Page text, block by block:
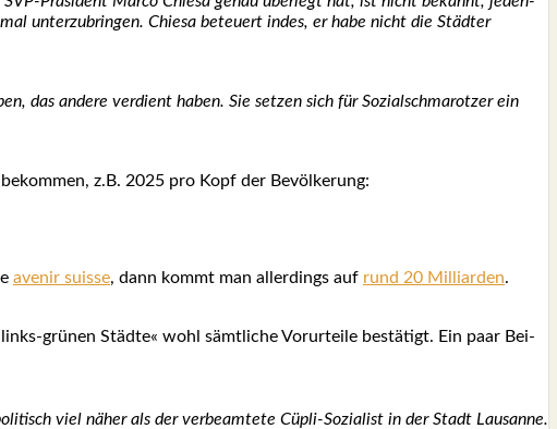
unter­zu­brin­gen. Chie­sa beteu­ert indes, er habe nicht die Städ­ter
das ande­re ver­dient haben. Sie set­zen sich für Sozi­al­schma­rot­zer ein
z.B. 2025 pro Kopf der Bevöl­ke­rung:
ave­nir suis­se, dann kommt man aller­dings auf rund 20 Mil­li­ar­den.
grünen Städ­te« wohl sämt­li­che Vor­ur­tei­le bestä­tigt. Ein paar Bei­
viel näher als der ver­be­am­te­te Cüpli-Sozialist in der Stadt Lau­sanne.